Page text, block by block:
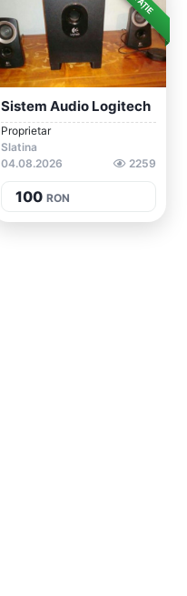
Sistem Audio Logitech
Proprietar
Slatina
04.08.2026
2259
100 RON